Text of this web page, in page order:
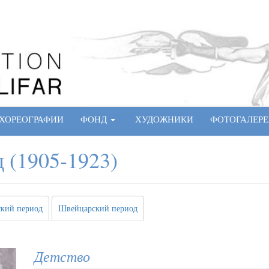
ХОРЕОГРАФИИ ФОНД ХУДОЖНИКИ
(1905-1923)
период Швейцарский период
Детство